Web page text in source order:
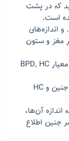
که در پشت
است.
است. و اندازه‌های
مغز و ستون
برای اندازه‌گیری سر جنین به‌طور شایع از دو معیار BPD, HC
BPD درواقع فاصله بین دو استخوان آهیانه جنین و HC
اندازه آن‌ها،
جنین اطلاع